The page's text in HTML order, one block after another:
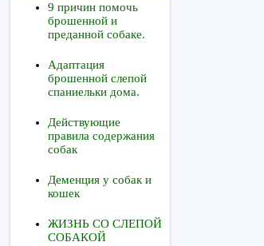
9 причин помочь
брошенной и
преданной собаке.
Адаптация
брошенной слепой
спаниельки дома.
Действующие
правила содержания
собак
Деменция у собак и
кошек
ЖИЗНЬ СО СЛЕПОЙ
СОБАКОЙ